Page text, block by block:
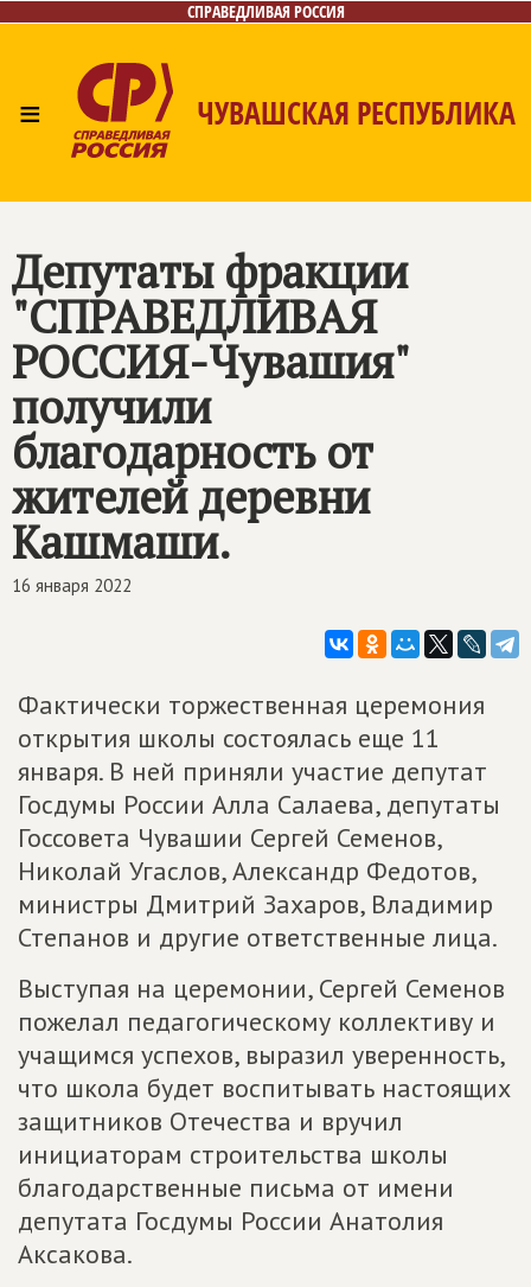
СПРАВЕДЛИВАЯ РОССИЯ
≡ ЧУВАШСКАЯ РЕСПУБЛИКА
Контакты
Депутаты фракции
"СПРАВЕДЛИВАЯ
РОССИЯ-Чувашия"
получили
благодарность от
жителей деревни
Кашмаши.
16 января 2022
Фактически торжественная церемония
открытия школы состоялась еще 11
января. В ней приняли участие депутат
Госдумы России Алла Салаева, депутаты
Госсовета Чувашии Сергей Семенов,
Николай Угаслов, Александр Федотов,
министры Дмитрий Захаров, Владимир
Степанов и другие ответственные лица.
Выступая на церемонии, Сергей Семенов
пожелал педагогическому коллективу и
учащимся успехов, выразил уверенность,
что школа будет воспитывать настоящих
защитников Отечества и вручил
инициаторам строительства школы
благодарственные письма от имени
депутата Госдумы России Анатолия
Аксакова.